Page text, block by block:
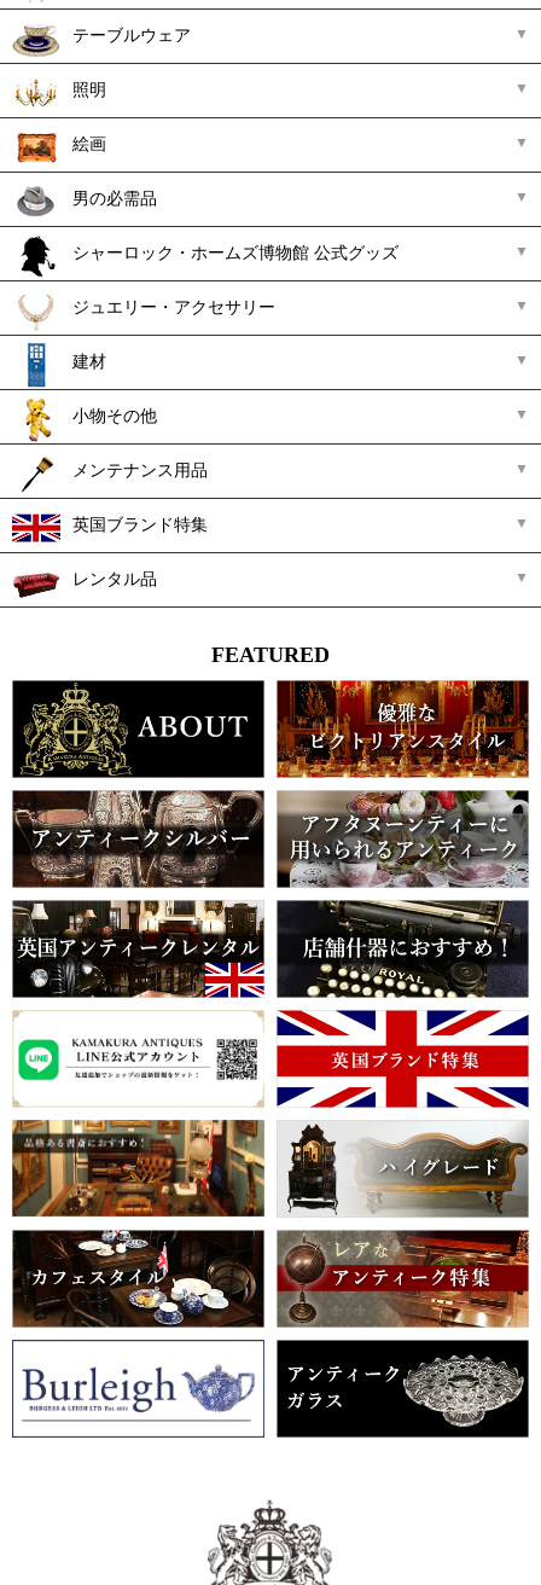
テーブルウェア
照明
絵画
男の必需品
シャーロック・ホームズ博物館 公式グッズ
ジュエリー・アクセサリー
建材
小物その他
メンテナンス用品
英国ブランド特集
レンタル品
FEATURED